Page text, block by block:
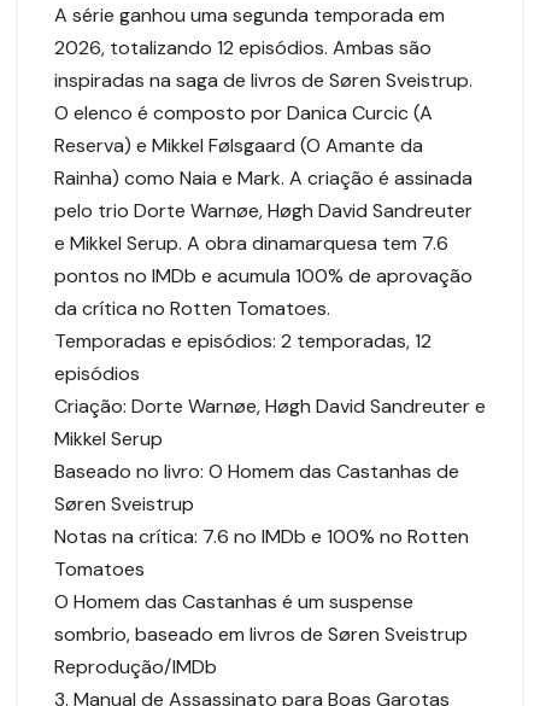
A série ganhou uma segunda temporada em
2026, totalizando 12 episódios. Ambas são
inspiradas na saga de livros de Søren Sveistrup.
O elenco é composto por Danica Curcic (A
Reserva) e Mikkel Følsgaard (O Amante da
Rainha) como Naia e Mark. A criação é assinada
pelo trio Dorte Warnøe, Høgh David Sandreuter
e Mikkel Serup. A obra dinamarquesa tem 7.6
pontos no IMDb e acumula 100% de aprovação
da crítica no Rotten Tomatoes.
Temporadas e episódios: 2 temporadas, 12
episódios
Criação: Dorte Warnøe, Høgh David Sandreuter e
Mikkel Serup
Baseado no livro: O Homem das Castanhas de
Søren Sveistrup
Notas na crítica: 7.6 no IMDb e 100% no Rotten
Tomatoes
O Homem das Castanhas é um suspense
sombrio, baseado em livros de Søren Sveistrup
Reprodução/IMDb
3. Manual de Assassinato para Boas Garotas